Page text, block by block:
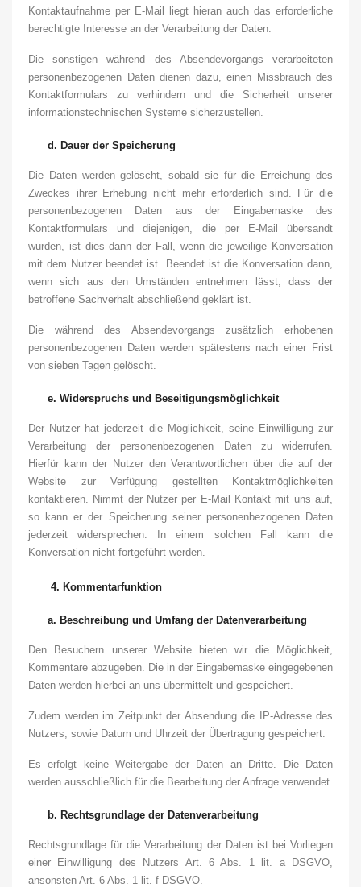
Kontaktaufnahme per E-Mail liegt hieran auch das erforderliche
berechtigte Interesse an der Verarbeitung der Daten.
Die sonstigen während des Absendevorgangs verarbeiteten
personenbezogenen Daten dienen dazu, einen Missbrauch des
Kontaktformulars zu verhindern und die Sicherheit unserer
informationstechnischen Systeme sicherzustellen.
d. Dauer der Speicherung
Die Daten werden gelöscht, sobald sie für die Erreichung des
Zweckes ihrer Erhebung nicht mehr erforderlich sind. Für die
personenbezogenen Daten aus der Eingabemaske des
Kontaktformulars und diejenigen, die per E-Mail übersandt
wurden, ist dies dann der Fall, wenn die jeweilige Konversation
mit dem Nutzer beendet ist. Beendet ist die Konversation dann,
wenn sich aus den Umständen entnehmen lässt, dass der
betroffene Sachverhalt abschließend geklärt ist.
Die während des Absendevorgangs zusätzlich erhobenen
personenbezogenen Daten werden spätestens nach einer Frist
von sieben Tagen gelöscht.
e. Widerspruchs und Beseitigungsmöglichkeit
Der Nutzer hat jederzeit die Möglichkeit, seine Einwilligung zur
Verarbeitung der personenbezogenen Daten zu widerrufen.
Hierfür kann der Nutzer den Verantwortlichen über die auf der
Website zur Verfügung gestellten Kontaktmöglichkeiten
kontaktieren. Nimmt der Nutzer per E-Mail Kontakt mit uns auf,
so kann er der Speicherung seiner personenbezogenen Daten
jederzeit widersprechen. In einem solchen Fall kann die
Konversation nicht fortgeführt werden.
4. Kommentarfunktion
a. Beschreibung und Umfang der Datenverarbeitung
Den Besuchern unserer Website bieten wir die Möglichkeit,
Kommentare abzugeben. Die in der Eingabemaske eingegebenen
Daten werden hierbei an uns übermittelt und gespeichert.
Zudem werden im Zeitpunkt der Absendung die IP-Adresse des
Nutzers, sowie Datum und Uhrzeit der Übertragung gespeichert.
Es erfolgt keine Weitergabe der Daten an Dritte. Die Daten
werden ausschließlich für die Bearbeitung der Anfrage verwendet.
b. Rechtsgrundlage der Datenverarbeitung
Rechtsgrundlage für die Verarbeitung der Daten ist bei Vorliegen
einer Einwilligung des Nutzers Art. 6 Abs. 1 lit. a DSGVO,
ansonsten Art. 6 Abs. 1 lit. f DSGVO.